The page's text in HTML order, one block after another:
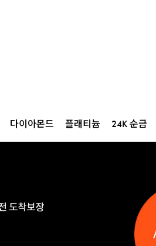
다이아몬드 플래티늄 24K 순금